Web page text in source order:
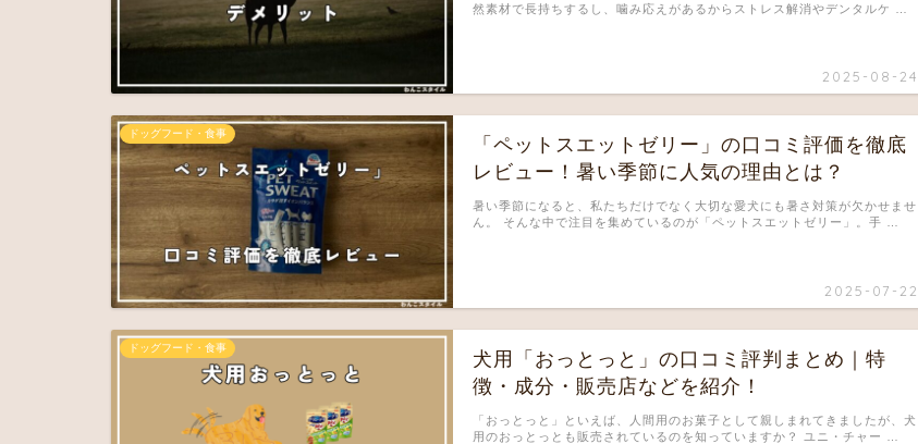
2025-08-24
然素材で長持ちするし、噛み応えがあるからストレス解消やデンタルケ …
ドッグフード・食事
「ペットスエットゼリー」の口コミ評価を徹底
レビュー！暑い季節に人気の理由とは？
2025-07-22
暑い季節になると、私たちだけでなく大切な愛犬にも暑さ対策が欠かせませ
ん。 そんな中で注目を集めているのが「ペットスエットゼリー」。手 …
ドッグフード・食事
犬用「おっとっと」の口コミ評判まとめ｜特
徴・成分・販売店などを紹介！
「おっとっと」といえば、人間用のお菓子として親しまれてきましたが、犬
用のおっとっとも販売されているのを知っていますか？ ユニ・チャー …